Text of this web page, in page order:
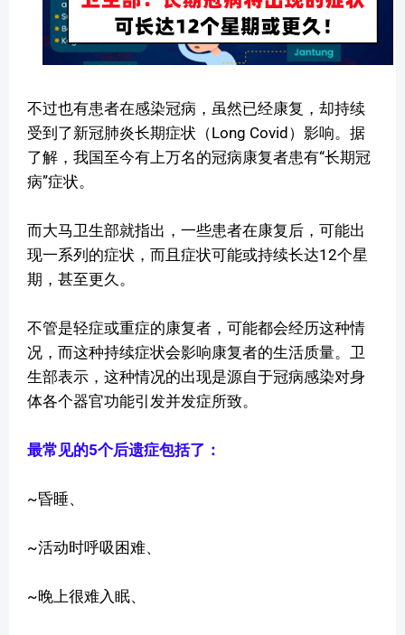
不过也有患者在感染冠病，虽然已经康复，却持续
受到了新冠肺炎长期症状（Long Covid）影响。据
了解，我国至今有上万名的冠病康复者患有“长期冠
病”症状。
而大马卫生部就指出，一些患者在康复后，可能出
现一系列的症状，而且症状可能或持续长达12个星
期，甚至更久。
不管是轻症或重症的康复者，可能都会经历这种情
况，而这种持续症状会影响康复者的生活质量。卫
生部表示，这种情况的出现是源自于冠病感染对身
体各个器官功能引发并发症所致。
最常见的5个后遗症包括了：
~昏睡、
~活动时呼吸困难、
~晚上很难入眠、